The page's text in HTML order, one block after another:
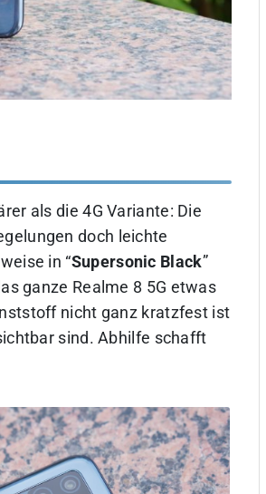
als die 4G Variante: Die
doch leichte
in “Supersonic Black”
ganze Realme 8 5G etwas
nicht ganz kratzfest ist
sind. Abhilfe schafft